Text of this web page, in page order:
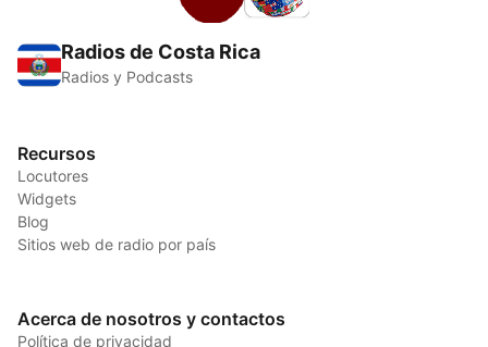
Radios de Costa Rica
Radios y Podcasts
Recursos
Locutores
Widgets
Blog
Sitios web de radio por país
Acerca de nosotros y contactos
Política de privacidad